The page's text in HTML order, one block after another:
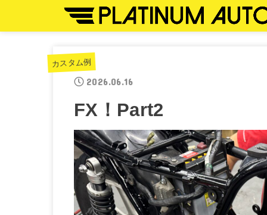
カスタム例
2026.06.16
FX！Part2